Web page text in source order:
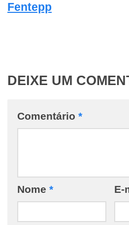
Fentepp
DEIXE UM
Comentário *
Nome * E-